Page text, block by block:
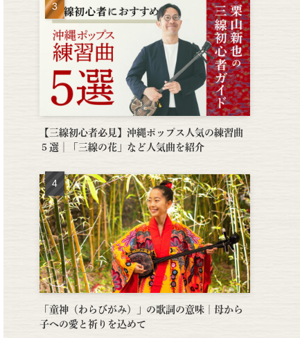
【三線初心者必見】沖縄ポップス人気の練習曲
５選│「三線の花」など人気曲を紹介
「童神（わらびがみ）」の歌詞の意味｜母から
子への愛と祈りを込めて